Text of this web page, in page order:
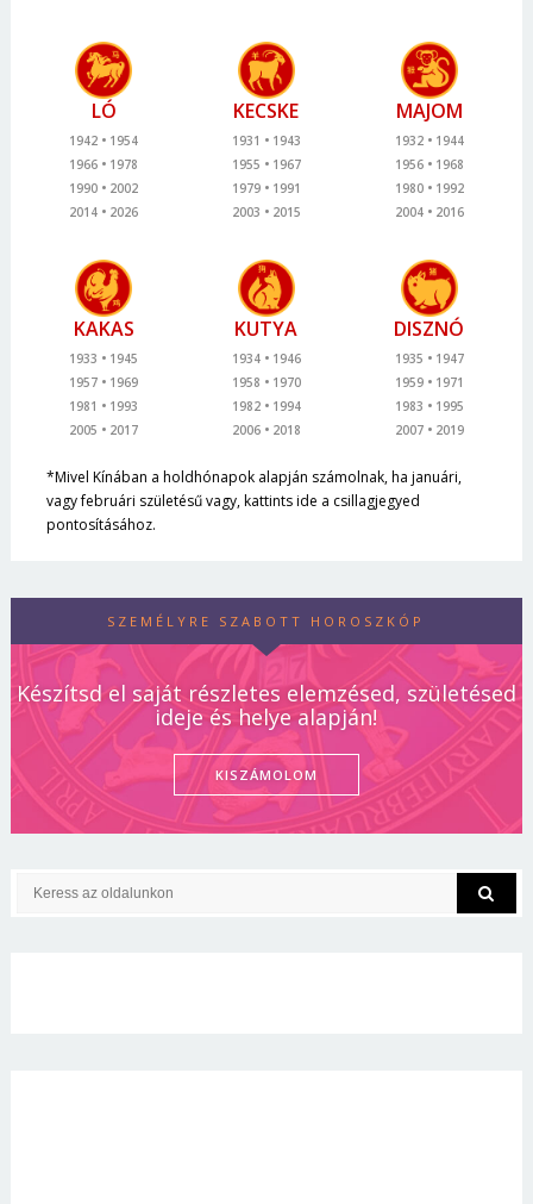
LÓ
1942
1954
1966
1978
1990
2002
2014
2026
KECSKE
1931
1943
1955
1967
1979
1991
2003
2015
MAJOM
1932
1944
1956
1968
1980
1992
2004
2016
KAKAS
1933
1945
1957
1969
1981
1993
2005
2017
KUTYA
1934
1946
1958
1970
1982
1994
2006
2018
DISZNÓ
1935
1947
1959
1971
1983
1995
2007
2019
*Mivel Kínában a holdhónapok alapján számolnak, ha januári,
vagy februári születésű vagy, kattints ide a csillagjegyed
pontosításához.
SZEMÉLYRE SZABOTT HOROSZKÓP
Készítsd el saját részletes elemzésed, születésed
ideje és helye alapján!
KISZÁMOLOM